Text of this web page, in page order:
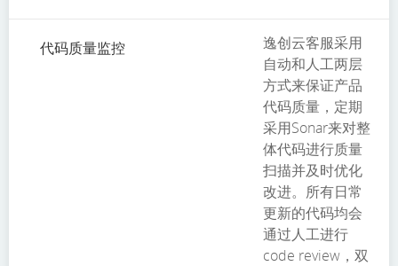
代码质量监控
逸创云客服采用
自动和人工两层
方式来保证产品
代码质量，定期
采用Sonar来对整
体代码进行质量
扫描并及时优化
改进。所有日常
更新的代码均会
通过人工进行
code review，双